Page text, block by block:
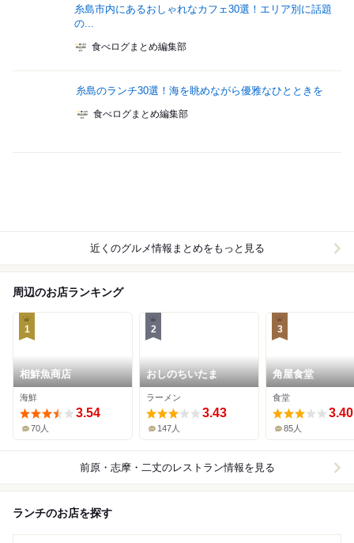
糸島市内にあるおしゃれなカフェ30選！エリア別に話題
の...
食べログまとめ編集部
糸島のランチ30選！海を眺めながら優雅なひとときを
食べログまとめ編集部
近くのグルメ情報まとめをもっと見る
周辺のお店ランキング
1
相鮮魚商店
海鮮
3.54
70人
2
おしのちいたま
ラーメン
3.43
147人
3
角屋食堂
食堂
3.40
85人
前原・志摩・二丈のレストラン情報を見る
ランチのお店を探す